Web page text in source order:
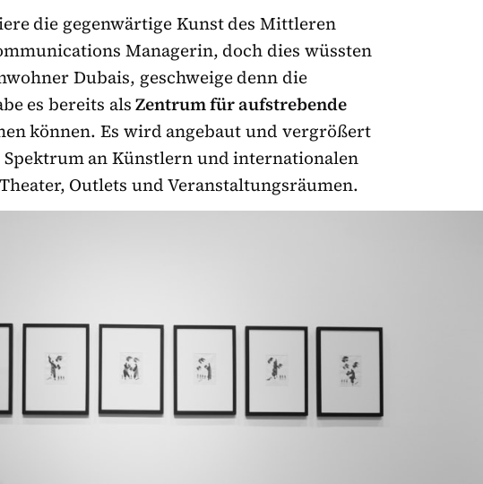
die gegenwärtige Kunst des Mittleren
Managerin, doch dies wüssten
Dubais, geschweige denn die
es bereits alsZentrum für aufstrebende
können. Es wird angebaut und vergrößert
an Künstlern und internationalen
Outlets und Veranstaltungsräumen.